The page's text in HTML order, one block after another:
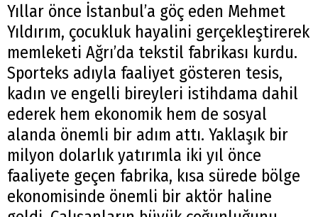
Yıllar önce İstanbul’a göç eden Mehmet
Yıldırım, çocukluk hayalini gerçekleştirerek
memleketi Ağrı’da tekstil fabrikası kurdu.
Sporteks adıyla faaliyet gösteren tesis,
kadın ve engelli bireyleri istihdama dahil
ederek hem ekonomik hem de sosyal
alanda önemli bir adım attı. Yaklaşık bir
milyon dolarlık yatırımla iki yıl önce
faaliyete geçen fabrika, kısa sürede bölge
ekonomisinde önemli bir aktör haline